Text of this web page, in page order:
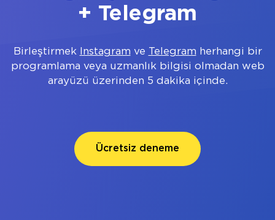
+ Telegram
Birleştirmek Instagram ve Telegram herhangi bir
programlama veya uzmanlık bilgisi olmadan web
arayüzü üzerinden 5 dakika içinde.
Ücretsiz deneme